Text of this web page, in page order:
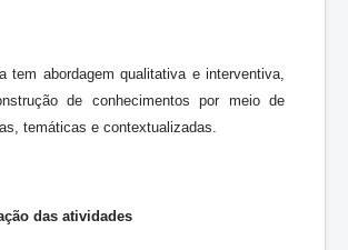
tem abordagem qualitativa e interventiva,
de conhecimentos por meio de
temáticas e contextualizadas.
das atividades